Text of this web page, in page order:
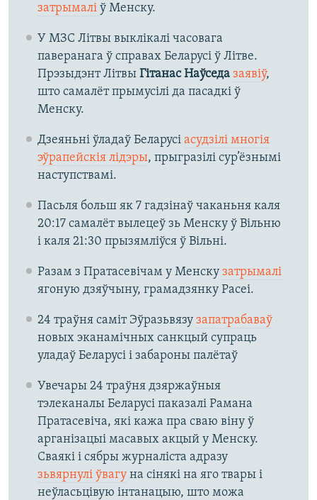
затрымалі ў Менску.
У МЗС Літвы выклікалі часовага
паверанага ў справах Беларусі ў Літве.
Прэзыдэнт Літвы Гітанас Наўседа заявіў,
што самалёт прымусілі да пасадкі ў
Менску.
Дзеяньні ўладаў Беларусі асудзілі многія
эўрапейскія лідэры, прыгразілі сур’ёзнымі
наступствамі.
Пасьля больш як 7 гадзінаў чаканьня каля
20:17 самалёт вылецеў зь Менску ў Вільню
і каля 21:30 прызямліўся ў Вільні.
Разам з Пратасевічам у Менску затрымалі
ягоную дзяўчыну, грамадзянку Расеі.
24 траўня саміт Эўразьвязу запатрабаваў
новых эканамічных санкцый супраць
уладаў Беларусі і забароны палётаў
Увечары 24 траўня дзяржаўныя
тэлеканалы Беларусі паказалі Рамана
Пратасевіча, які кажа пра сваю віну ў
арганізацыі масавых акцый у Менску.
Сваякі і сябры журналіста адразу
зьвярнулі ўвагуна сінякі на яго твары і
неўласьцівую інтанацыю, што можа